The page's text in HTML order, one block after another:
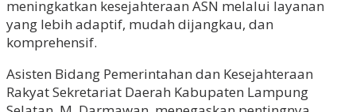
meningkatkan kesejahteraan ASN melalui layanan
yang lebih adaptif, mudah dijangkau, dan
komprehensif.
Asisten Bidang Pemerintahan dan Kesejahteraan
Rakyat Sekretariat Daerah Kabupaten Lampung